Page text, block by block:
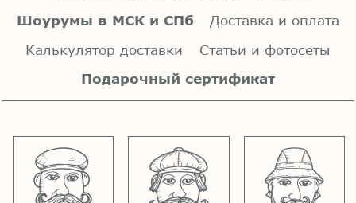
Шоурумы в МСК и СПб
Доставка и оплата
Калькулятор доставки
Статьи и фотосеты
Подарочный сертификат